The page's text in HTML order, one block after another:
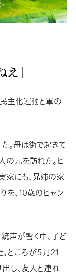
」
民主化運動と軍の
。母は街で起きて
の元を訪れた。ヒ
家にも、兄姉の家
を、10歳のヒャン
声が響く中、子ど
ところが５月21
し、友人と連れ